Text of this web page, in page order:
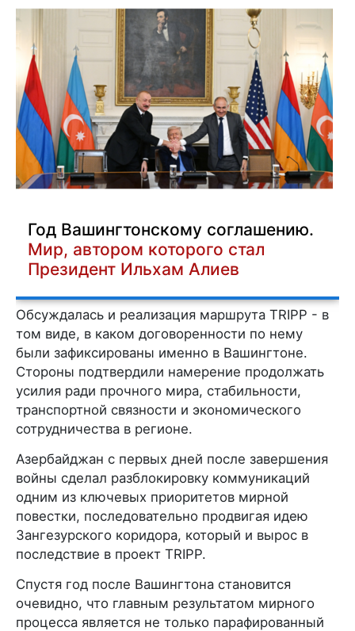
Год Вашингтонскому соглашению.
Мир, автором которого стал
Президент Ильхам Алиев
Обсуждалась и реализация маршрута TRIPP - в
том виде, в каком договоренности по нему
были зафиксированы именно в Вашингтоне.
Стороны подтвердили намерение продолжать
усилия ради прочного мира, стабильности,
транспортной связности и экономического
сотрудничества в регионе.
Азербайджан с первых дней после завершения
войны сделал разблокировку коммуникаций
одним из ключевых приоритетов мирной
повестки, последовательно продвигая идею
Зангезурского коридора, который и вырос в
последствие в проект TRIPP.
Спустя год после Вашингтона становится
очевидно, что главным результатом мирного
процесса является не только парафированный